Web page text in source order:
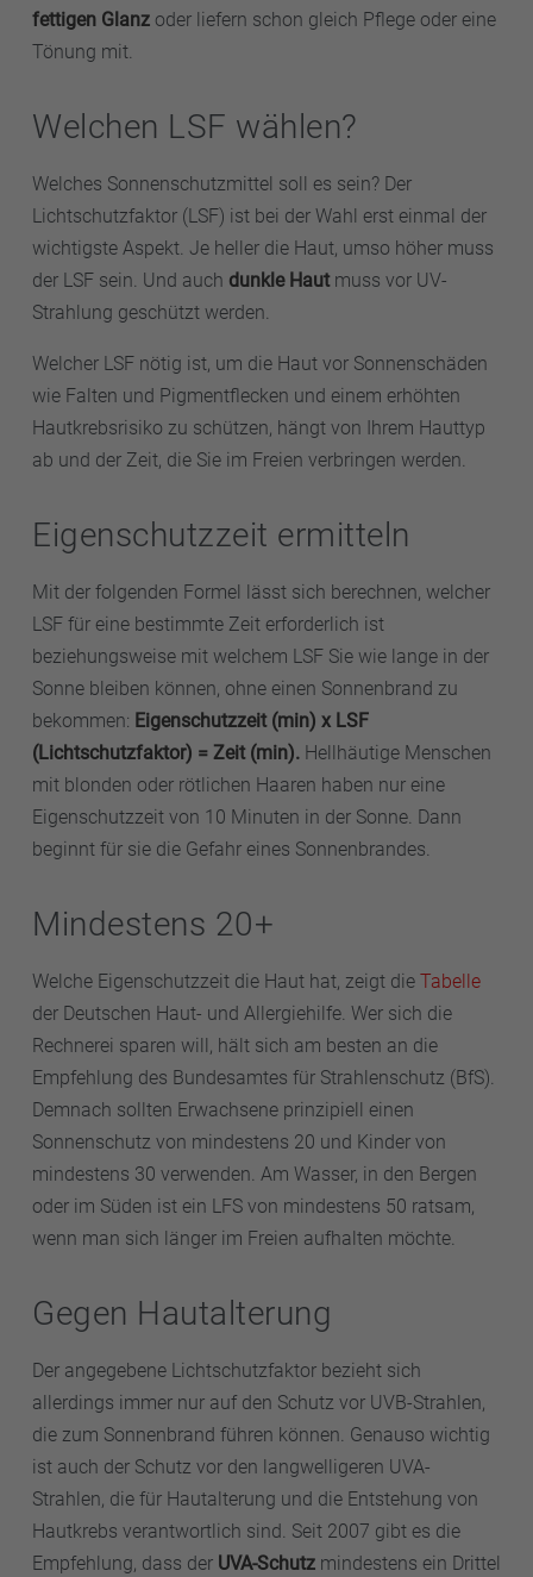
fettigen Glanz oder liefern schon gleich Pflege oder eine
Tönung mit.
Welchen LSF wählen?
Welches Sonnenschutzmittel soll es sein? Der
Lichtschutzfaktor (LSF) ist bei der Wahl erst einmal der
wichtigste Aspekt. Je heller die Haut, umso höher muss
der LSF sein. Und auch dunkle Hautmuss vor UV-
Strahlung geschützt werden.
Welcher LSF nötig ist, um die Haut vor Sonnenschäden
wie Falten und Pigmentflecken und einem erhöhten
Hautkrebsrisiko zu schützen, hängt von Ihrem Hauttyp
ab und der Zeit, die Sie im Freien verbringen werden.
Eigenschutzzeit ermitteln
Mit der folgenden Formel lässt sich berechnen, welcher
LSF für eine bestimmte Zeit erforderlich ist
beziehungsweise mit welchem LSF Sie wie lange in der
Sonne bleiben können, ohne einen Sonnenbrand zu
bekommen: Eigenschutzzeit (min) x LSF
(Lichtschutzfaktor) = Zeit (min). Hellhäutige Menschen
mit blonden oder rötlichen Haaren haben nur eine
Eigenschutzzeit von 10 Minuten in der Sonne. Dann
beginnt für sie die Gefahr eines Sonnenbrandes.
Mindestens 20+
Welche Eigenschutzzeit die Haut hat, zeigt die Tabelle
der Deutschen Haut- und Allergiehilfe. Wer sich die
Rechnerei sparen will, hält sich am besten an die
Empfehlung des Bundesamtes für Strahlenschutz (BfS).
Demnach sollten Erwachsene prinzipiell einen
Sonnenschutz von mindestens 20 und Kinder von
mindestens 30 verwenden. Am Wasser, in den Bergen
oder im Süden ist ein LFS von mindestens 50 ratsam,
wenn man sich länger im Freien aufhalten möchte.
Gegen Hautalterung
Der angegebene Lichtschutzfaktor bezieht sich
allerdings immer nur auf den Schutz vor UVB-Strahlen,
die zum Sonnenbrand führen können. Genauso wichtig
ist auch der Schutz vor den langwelligeren UVA-
Strahlen, die für Hautalterung und die Entstehung von
Hautkrebs verantwortlich sind. Seit 2007 gibt es die
Empfehlung, dass der UVA-Schutz mindestens ein Drittel